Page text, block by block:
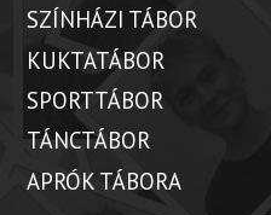
SZÍNHÁZI TÁBOR
KUKTATÁBOR
SPORTTÁBOR
TÁNCTÁBOR
APRÓK TÁBORA